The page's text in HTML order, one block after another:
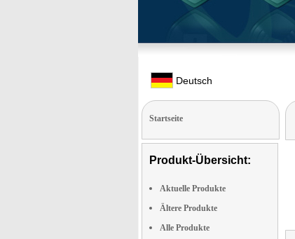
Deutsch
Startseite
Produkt-Übersicht:
Aktuelle Produkte
Ältere Produkte
Alle Produkte